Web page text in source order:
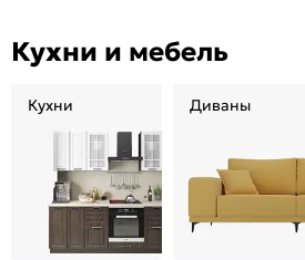
Кухни и мебель
Кухни Диваны